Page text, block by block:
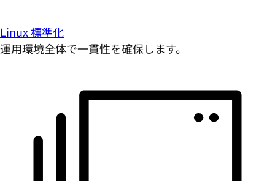
Linux 標準化
運用環境全体で一貫性を確保します。